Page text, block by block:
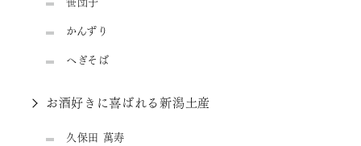
かんずり
へぎそば
お酒好きに喜ばれる新潟土産
久保田 萬寿